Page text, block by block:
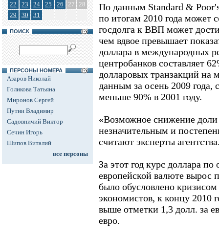
22
23 24 25 26 27 28
29
30 31
ПОИСК
ПЕРСОНЫ НОМЕРА
Азаров Николай
Голикова Татьяна
Миронов Сергей
Путин Владимир
Садовничий Виктор
Сечин Игорь
Шипов Виталий
все персоны
По данным Standard &
по итогам 2010 года может
госдолга к ВВП может
чем вдвое превышает
доллара в международных
центробанков составляет
долларовых транзакций
данным за осень 2009 года,
меньше 90% в 2001 году.
«Возможное снижение доли
незначительным и
считают эксперты
За этот год курс доллара
европейской валюте вырос
было обусловлено
экономистов, к концу 2010
выше отметки 1,3 долл. за
евро.